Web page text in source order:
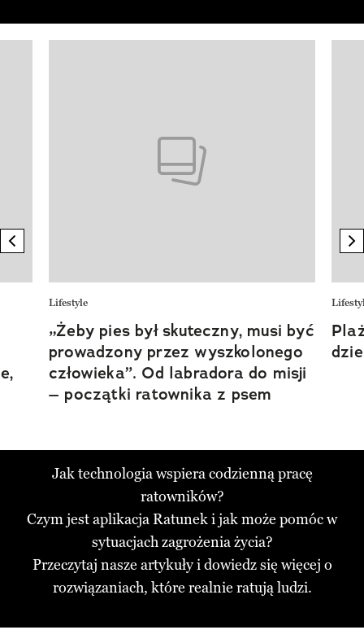
previous element
Lifestyle
„Żeby pies był skuteczny, musi być
prowadzony przez wyszkolonego
człowieka”. Od labradora do misji
– początki ratownika z psem
Jak technologia wspiera codzienną pracę
ratowników?
Czym jest aplikacja Ratunek i jak może pomóc w
sytuacjach zagrożenia życia?
Przeczytaj nasze artykuły i dowiedz się więcej o
rozwiązaniach, które realnie ratują ludzi.